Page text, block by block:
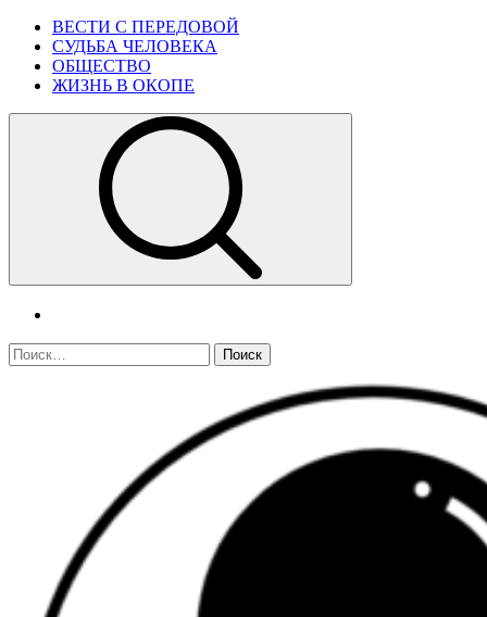
Skip
content
Primary
Menu
ВЕСТИ С ПЕРЕДОВОЙ
СУДЬБА ЧЕЛОВЕКА
ОБЩЕСТВО
ЖИЗНЬ В ОКОПЕ
Найти: